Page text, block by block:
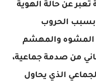
عن حالة الهوية
بسبب الحروب
المشوه والمهشم
من صدمة جماعية،
الذي يحاول